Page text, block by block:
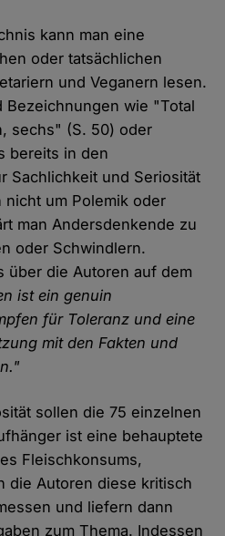
kann man eine
oder tatsächlichen
und Veganern lesen.
Bezeichnungen wie "Total
sechs" (S. 50) oder
bereits in den
Sachlichkeit und Seriosität
nicht um Polemik oder
man Andersdenkende zu
oder Schwindlern.
über die Autoren auf dem
ist ein genuin
für Toleranz und eine
mit den Fakten und
sollen die 75 einzelnen
ist eine behauptete
Fleischkonsums,
die Autoren diese kritisch
und liefern dann
zum Thema. Indessen